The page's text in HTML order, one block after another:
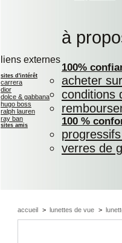
liens externes
sites d'intérêt
carrera
dior
dolce & gabbana
hugo boss
ralph lauren
ray ban
sites amis
à
100%
acheter
conditions
100 %
verres de
accueil > lunettes de vue >